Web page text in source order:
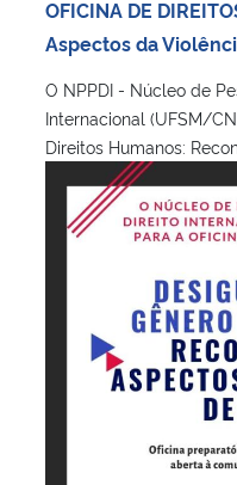
OFICINA DE
Aspectos da
O NPPDI - Núcleo de
Internacional (UFSM/
Direitos Humanos: